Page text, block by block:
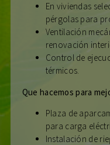
En viviendas
pérgolas para
Ventilación
renovación
Control de
térmicos.
Que hacemos para
Plaza de
para carga
Instalación de